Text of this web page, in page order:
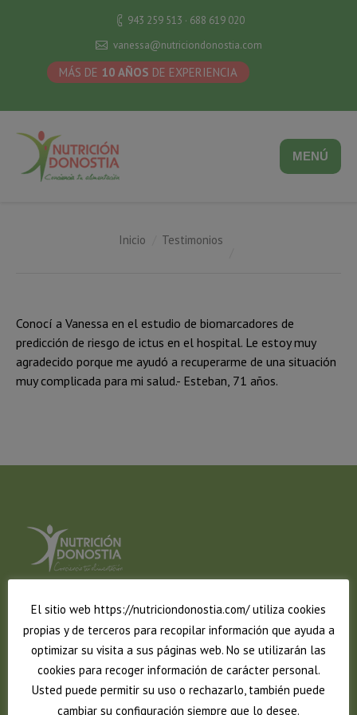
943 259 513 · 688 619 020
vanessa@nutriciondonostia.com
MÁS DE 10 AÑOS DE EXPERIENCIA
MENÚ
Inicio Testimonios
Conocí a Vanessa en el estudio de biomarcadores de
predicción de riesgo de ictus en el hospital. Le estoy muy
agradecido porque me ayudó a recuperarme de una situación
muy complicada para mi salud.- Esteban, 71 años.
Tu centro nutricionista y dietista en San Sebastián-Donostia.
Nutrición Donostia.
Toribio Alzaga nº 13 Bajo. 20011 (Donostia-San Sebastián)
Telf: 943 259 513
El sitio web https://nutriciondonostia.com/ utiliza cookies
propias y de terceros para recopilar información que ayuda a
optimizar su visita a sus páginas web. No se utilizarán las
cookies para recoger información de carácter personal.
Usted puede permitir su uso o rechazarlo, también puede
cambiar su configuración siempre que lo desee.